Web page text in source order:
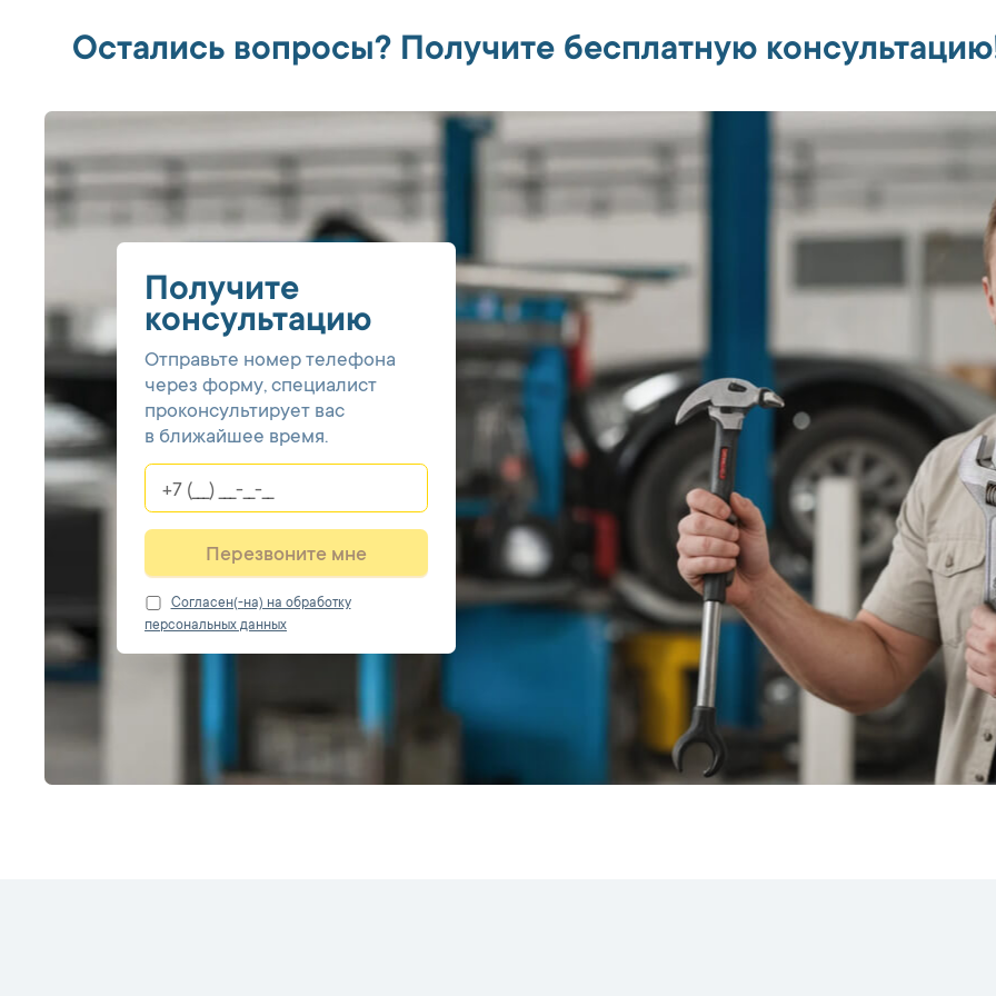
Остались вопросы? Получите бесплатную
Получите
консультацию
Отправьте номер телефона
через форму, специалист
проконсультирует вас
в ближайшее время.
Перезвоните мне
Cогласен(-на) на обработку
персональных данных